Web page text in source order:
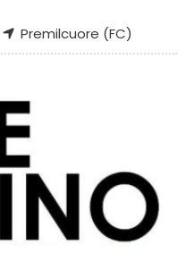
Premilcuore (FC)